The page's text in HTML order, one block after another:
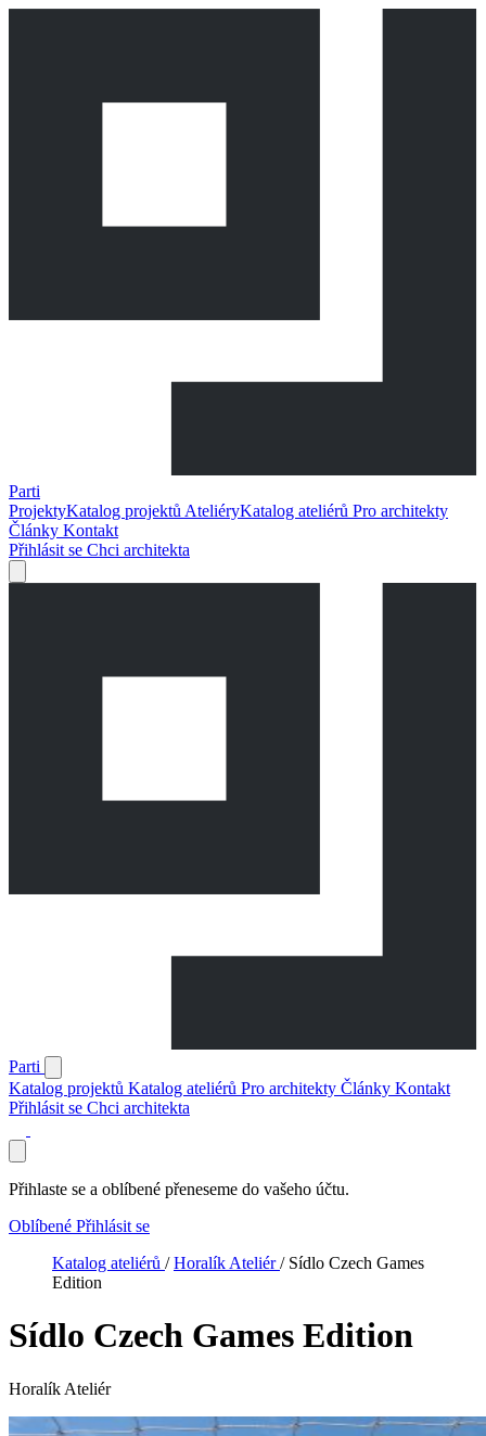
Parti
ProjektyKatalog projektů AteliéryKatalog ateliérů Pro architekty
Články Kontakt
Přihlásit se Chci architekta
Parti
Katalog projektů Katalog ateliérů Pro architekty Články Kontakt
Přihlásit se Chci architekta
Přihlaste se a oblíbené přeneseme do vašeho účtu.
Oblíbené Přihlásit se
Katalog ateliérů / Horalík Ateliér/ Sídlo Czech Games
Edition
Sídlo Czech Games Edition
Horalík Ateliér